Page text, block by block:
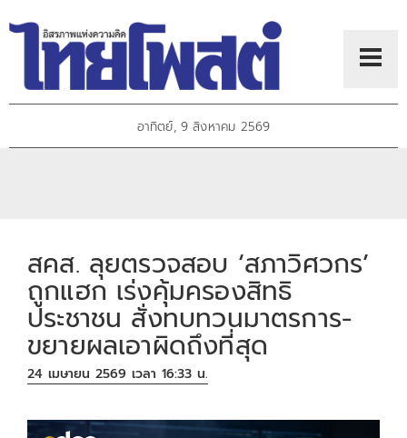
อาทิตย์, 9 สิงหาคม 2569
สคส. ลุยตรวจสอบ ‘สภาวิศวกร’
ถูกแฮก เร่งคุ้มครองสิทธิ
ประชาชน สั่งทบทวนมาตรการ-
ขยายผลเอาผิดถึงที่สุด
24 เมษายน 2569 เวลา 16:33 น.